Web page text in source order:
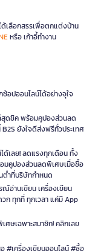
เลือกสรรเพื่อตกแต่งบ้าน
หรือ เก้าอี้ทำงาน
อปออนไลน์ได้อย่างจุใจ
สุดชิค พร้อมคูปองส่วนลด
ยังใจดีส่งฟรีทั่วประเทศ
ด้เลย! ลดแรงทุกเดือน ทั้ง
มคูปองส่วนลดพิเศษเมื่อซื้อ
ต่ำที่บริษัทกำหนด
ณ์อ่านเขียน เครื่องเขียน
ก ทุกที่ ทุกเวลา แค่มี App
ศษเฉพาะสมาชิก! คลิกเลย
#เครื่องเขียนออนไลน์ #ซื้อ